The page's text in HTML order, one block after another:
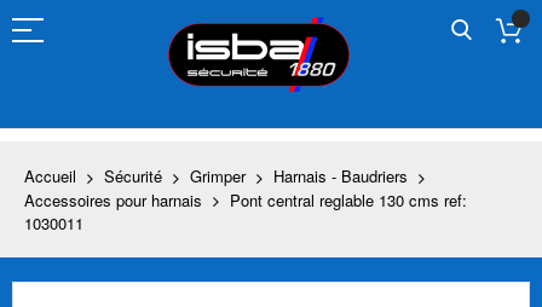
au
contenu
Accueil Sécurité Grimper
Harnais - Baudriers
Accessoires pour harnais
Pont central reglable 130 cms ref:
1030011